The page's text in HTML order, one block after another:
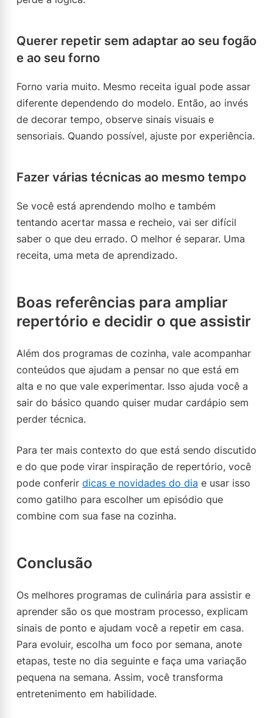
Querer repetir sem adaptar ao seu fogão
e ao seu forno
Forno varia muito. Mesmo receita igual pode assar
diferente dependendo do modelo. Então, ao invés
de decorar tempo, observe sinais visuais e
sensoriais. Quando possível, ajuste por experiência.
Fazer várias técnicas ao mesmo tempo
Se você está aprendendo molho e também
tentando acertar massa e recheio, vai ser difícil
saber o que deu errado. O melhor é separar. Uma
receita, uma meta de aprendizado.
Boas referências para ampliar
repertório e decidir o que assistir
Além dos programas de cozinha, vale acompanhar
conteúdos que ajudam a pensar no que está em
alta e no que vale experimentar. Isso ajuda você a
sair do básico quando quiser mudar cardápio sem
perder técnica.
Para ter mais contexto do que está sendo discutido
e do que pode virar inspiração de repertório, você
pode conferir dicas e novidades do dia e usar isso
como gatilho para escolher um episódio que
combine com sua fase na cozinha.
Conclusão
Os melhores programas de culinária para assistir e
aprender são os que mostram processo, explicam
sinais de ponto e ajudam você a repetir em casa.
Para evoluir, escolha um foco por semana, anote
etapas, teste no dia seguinte e faça uma variação
pequena na semana. Assim, você transforma
entretenimento em habilidade.